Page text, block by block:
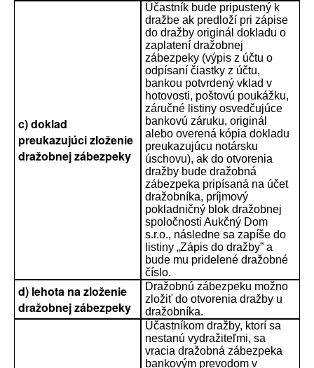
c) doklad
preukazujúci zloženie
dražobnej zábezpeky
Účastník bude pripustený k
dražbe ak predloží pri zápise
do dražby originál dokladu o
zaplatení dražobnej
zábezpeky (výpis z účtu o
odpísaní čiastky z účtu,
bankou potvrdený vklad v
hotovosti, poštovú poukážku,
záručné listiny osvedčujúce
bankovú záruku, originál
alebo overená kópia dokladu
preukazujúcu notársku
úschovu), ak do otvorenia
dražby bude dražobná
zábezpeka pripísaná na účet
dražobníka, príjmový
pokladničný blok dražobnej
spoločnosti Aukčný Dom
s.r.o., následne sa zapíše do
listiny „Zápis do dražby” a
bude mu pridelené dražobné
číslo.
d) lehota na zloženie
dražobnej zábezpeky
Dražobnú zábezpeku možno
zložiť do otvorenia dražby u
dražobníka.
Účastníkom dražby, ktorí sa
nestanú vydražiteľmi, sa
vracia dražobná zábezpeka
bankovým prevodom v